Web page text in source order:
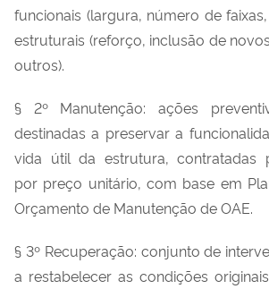
funcionais (largura, número de
estruturais (reforço, inclusão de
outros).
§ 2º Manutenção: ações
destinadas a preservar a
vida útil da estrutura, contratadas
por preço unitário, com base em
Orçamento de Manutenção de OAE.
§ 3º Recuperação: conjunto de
a restabelecer as condições